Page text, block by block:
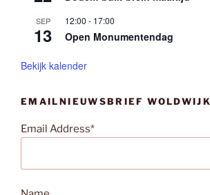
SEP
13
12:00 - 17:00
Open Monumentendag
Bekijk kalender
EMAILNIEUWSBRIEF WOLDWIJK
Email Address*